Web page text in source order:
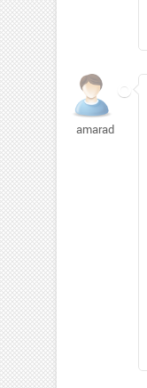
amaradford263